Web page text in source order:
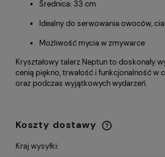
Średnica: 33 cm
Idealny do serwowania owoców,
Możliwość mycia w zmywarce
Kryształowy talerz Neptun to doskonały
cenią piękno, trwałość i funkcjonalność w
oraz podczas wyjątkowych wydarzeń.
Koszty dostawy
Cena nie zawiera ewentualnych
płatności
Kraj wysyłki: